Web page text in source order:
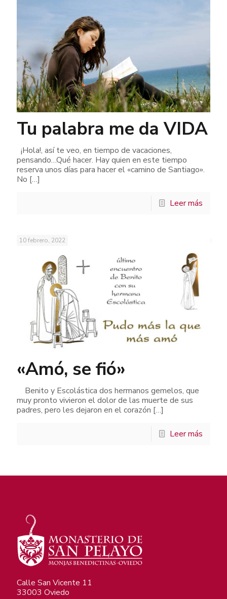
Tu palabra me da VIDA
¡Hola!, así te veo, en tiempo de vacaciones,
pensando…Qué hacer. Hay quien en este tiempo
reserva unos días para hacer el «camino de Santiago».
No […]
Leer más
10 febrero, 2022
«Amó, se fió»
Benito y Escolástica dos hermanos gemelos, que
muy pronto vivieron el dolor de las muerte de sus
padres, pero les dejaron en el corazón […]
Leer más
Calle San Vicente 11
33003 Oviedo